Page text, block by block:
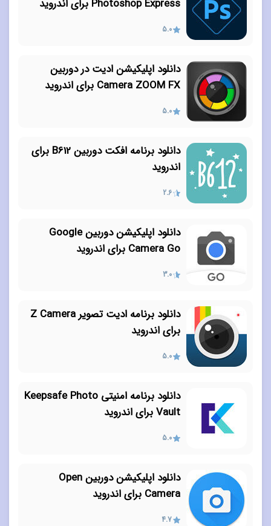
Photoshop Express برای اندروید
5.0
دانلود اپلیکیشن ادیت در دوربین
Camera ZOOM FX برای اندروید
5.0
دانلود برنامه افکت دوربین B612 برای
اندروید
2.6
دانلود اپلیکیشن دوربین Google
Camera Go برای اندروید
3.0
دانلود برنامه ادیت تصویر Z Camera
برای اندروید
5.0
دانلود برنامه امنیتی Keepsafe Photo
Vault برای اندروید
5.0
دانلود اپلیکیشن دوربین Open
Camera برای اندروید
4.7